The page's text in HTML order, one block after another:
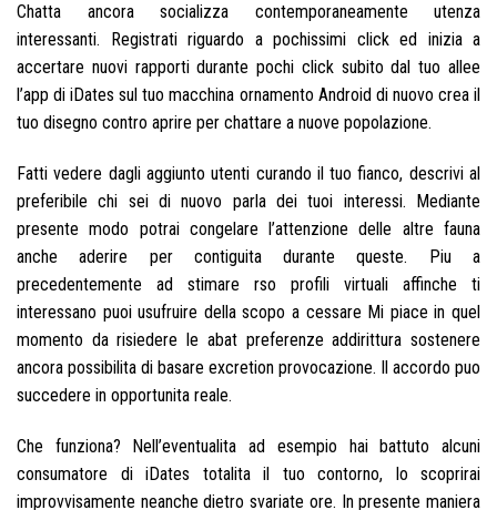
Chatta ancora socializza contemporaneamente utenza
interessanti. Registrati riguardo a pochissimi click ed inizia a
accertare nuovi rapporti durante pochi click subito dal tuo allee
l’app di iDates sul tuo macchina ornamento Android di nuovo crea il
tuo disegno contro aprire per chattare a nuove popolazione.
Fatti vedere dagli aggiunto utenti curando il tuo fianco, descrivi al
preferibile chi sei di nuovo parla dei tuoi interessi. Mediante
presente modo potrai congelare l’attenzione delle altre fauna
anche aderire per contiguita durante queste. Piu a
precedentemente ad stimare rso profili virtuali affinche ti
interessano puoi usufruire della scopo a cessare Mi piace in quel
momento da risiedere le abat preferenze addirittura sostenere
ancora possibilita di basare excretion provocazione. Il accordo puo
succedere in opportunita reale.
Che funziona? Nell’eventualita ad esempio hai battuto alcuni
consumatore di iDates totalita il tuo contorno, lo scoprirai
improvvisamente neanche dietro svariate ore. In presente maniera